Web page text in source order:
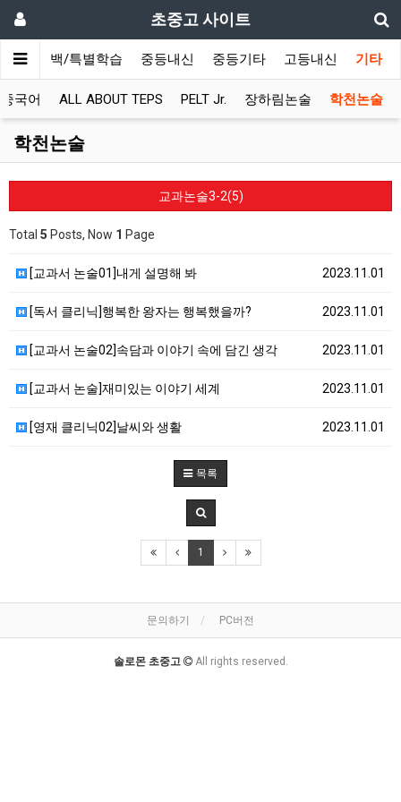
초중고 사이트
초등올백/특별학습 중등내신 중등기타 고등내신 기타
국어 ALL ABOUT TEPS PELT Jr. 장하림논술 학천논술
학천논술
교과논술3-2(5)
Total 5 Posts, Now 1 Page
2023.11.01
[교과서 논술01]내게 설명해 봐
2023.11.01
[독서 클리닉]행복한 왕자는 행복했을까?
2023.11.01
[교과서 논술02]속담과 이야기 속에 담긴 생각
2023.11.01
[교과서 논술]재미있는 이야기 세계
2023.11.01
[영재 클리닉02]날씨와 생활
목록
1
문의하기 PC버전
솔로몬 초중고 All rights reserved.